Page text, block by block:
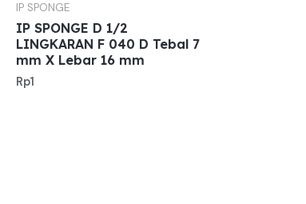
IP SPONGE
IP SPONGE D 1/2
LINGKARAN F 040 D Tebal 7
mm X Lebar 16 mm
Rp1